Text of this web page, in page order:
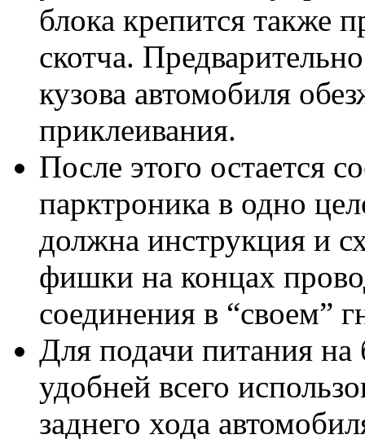
блока крепится также
скотча.
кузова автомобиля
приклеивания.
После этого остается
парктроника в одно
должна инструкция и
фишки на концах
соединения в “своем”
Для подачи питания на
удобней всего
заднего хода